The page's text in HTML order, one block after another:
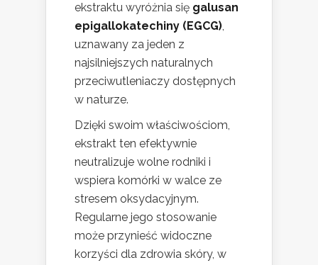
ekstraktu wyróżnia się galusan
epigallokatechiny (EGCG),
uznawany za jeden z
najsilniejszych naturalnych
przeciwutleniaczy dostępnych
w naturze.
Dzięki swoim właściwościom,
ekstrakt ten efektywnie
neutralizuje wolne rodniki i
wspiera komórki w walce ze
stresem oksydacyjnym.
Regularne jego stosowanie
może przynieść widoczne
korzyści dla zdrowia skóry, w